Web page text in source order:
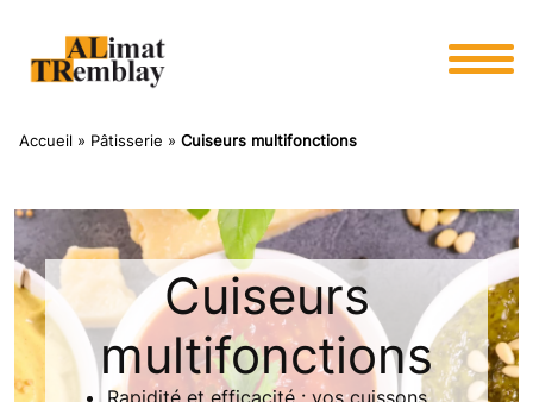
Accueil » Pâtisserie » Cuiseurs multifonctions
Cuiseurs
multifonctions
Rapidité et efficacité : vos cuissons